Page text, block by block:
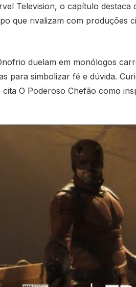
Television, o capítulo destaca
que rivalizam com produções
duelam em monólogos
para simbolizar fé e dúvida.
O Poderoso Chefão como